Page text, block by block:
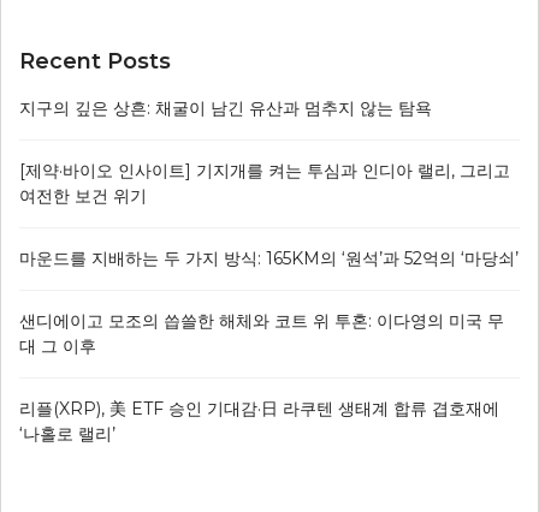
Recent Posts
지구의 깊은 상흔: 채굴이 남긴 유산과 멈추지 않는 탐욕
[제약·바이오 인사이트] 기지개를 켜는 투심과 인디아 랠리, 그리고
여전한 보건 위기
마운드를 지배하는 두 가지 방식: 165KM의 ‘원석’과 52억의 ‘마당쇠’
샌디에이고 모조의 씁쓸한 해체와 코트 위 투혼: 이다영의 미국 무
대 그 이후
리플(XRP), 美 ETF 승인 기대감·日 라쿠텐 생태계 합류 겹호재에
‘나홀로 랠리’